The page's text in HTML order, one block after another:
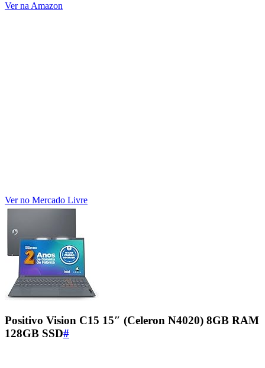
Ver na Amazon
Ver no Mercado Livre
Positivo Vision C15 15″ (Celeron N4020) 8GB RAM
128GB SSD#